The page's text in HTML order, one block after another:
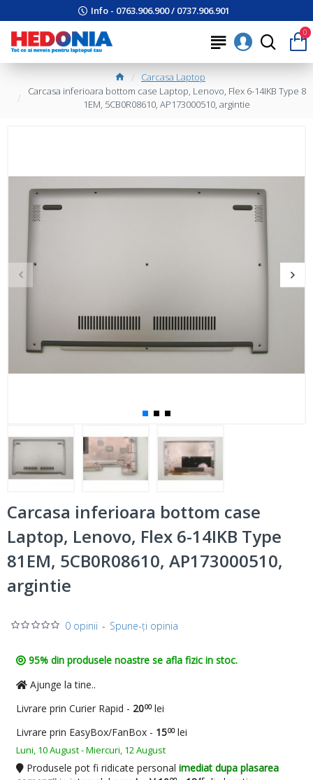
Info - 0763.906.900 / 0737.906.901
0
Carcasa Laptop
Carcasa inferioara bottom case Laptop, Lenovo, Flex 6-14IKB Type 8
1EM, 5CB0R08610, AP173000510, argintie
Carcasa inferioara bottom case
Laptop, Lenovo, Flex 6-14IKB Type
81EM, 5CB0R08610, AP173000510,
argintie
0 opinii - Spune-ţi opinia